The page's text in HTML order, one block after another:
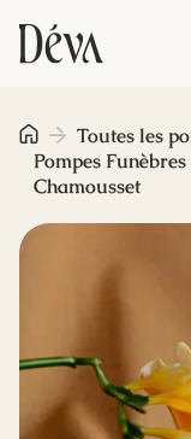
Obsèques
Prévoyance
Livraison de
Toutes les
Pompes
Chamousset